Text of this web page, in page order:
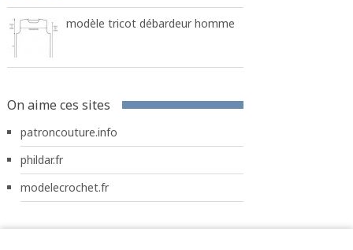
modèle tricot débardeur homme
On aime ces sites
patroncouture.info
phildar.fr
modelecrochet.fr